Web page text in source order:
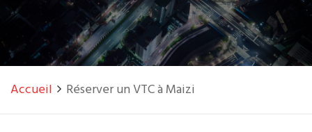
Accueil Réserver un VTC à Maizi